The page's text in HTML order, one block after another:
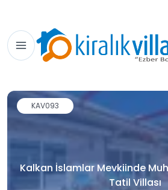
Kalkan İslamlar Mevkiinde
Tatil Villası
KAV093